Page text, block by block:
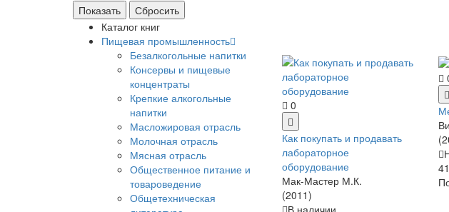
Каталог книг
Пищевая промышленность
Безалкогольные напитки
Консервы и пищевые
концентраты
Крепкие алкогольные
напитки
Масложировая отрасль
Молочная отрасль
Мясная отрасль
Общественное питание и
товароведение
Общетехническая
0
Как покупать и продавать
лабораторное
оборудование
Мак-Мастер М.К.
(2011)
В наличии